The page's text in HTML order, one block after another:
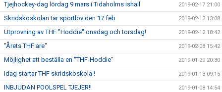
Tjejhockey-dag lördag 9 mars i Tidaholms ishall 2019-02-17 21:00
Skridskoskolan tar sportlov den 17 feb 2019-02-13 13:08
Utprovning av THF "Hoddie" onsdag och torsdag! 2019-02-12 18:42
"Årets THF:are" 2019-02-08 15:42
Möjlighet att beställa en "THF-Hoddie" 2019-01-29 20:30
Idag startar THF skridskoskola ! 2019-01-13 09:15
INBJUDAN POOLSPEL TJEJER!! 2019-01-08 14:54